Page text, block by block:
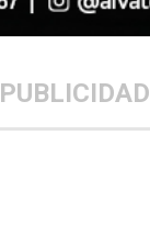
PUBLICIDAD